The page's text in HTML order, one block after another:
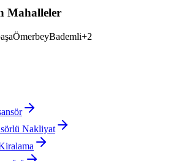
Mahalleler
ÖmerbeyBademli+2
Nakliyat